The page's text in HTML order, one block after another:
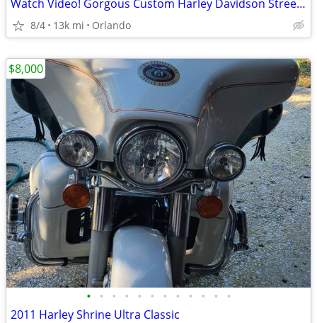
Watch Video! Gorgous Custom Harley Davidson Street Glide
8/4 13k mi Orlando
• • • • • • • • • • • •
2011 Harley Shrine Ultra Classic
$8,000